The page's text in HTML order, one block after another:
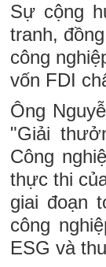
Sự cộng
tranh,
công
vốn FDI
Ông
"Giải
Công
thực thi
giai đoạn
công
ESG và